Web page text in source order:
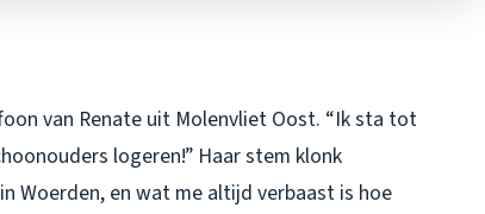
van Renate uit Molenvliet Oost. “Ik sta tot
logeren!” Haar stem klonk
Woerden, en wat me altijd verbaast is hoe